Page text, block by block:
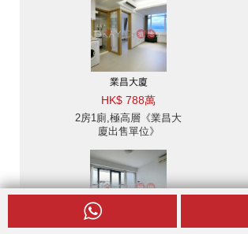
業昌大廈
HK$ 788萬
2房1廁,極高層《業昌大
廈出售單位》